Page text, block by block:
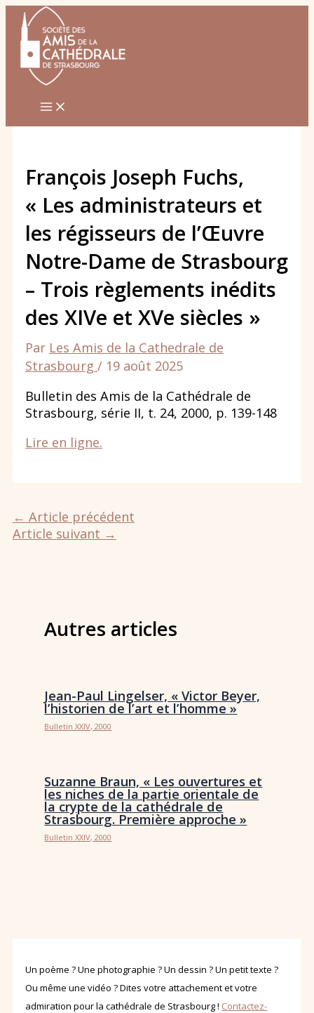
Aller
contenu
François Joseph Fuchs,
« Les administrateurs et
les régisseurs de l’Œuvre
Notre-Dame de Strasbourg
– Trois règlements inédits
des XIVe et XVe siècles »
Par Les Amis de la Cathedrale de
Strasbourg/ 19 août 2025
Bulletin des Amis de la Cathédrale de
Strasbourg, série II, t. 24, 2000, p. 139-148
Lire en ligne.
← Article précédent
Article suivant →
Autres articles
Jean-Paul Lingelser, « Victor Beyer,
l’historien de l’art et l’homme »
Bulletin XXIV, 2000
Suzanne Braun, « Les ouvertures et
les niches de la partie orientale de
la crypte de la cathédrale de
Strasbourg. Première approche »
Bulletin XXIV, 2000
Un poème ? Une photographie ? Un dessin ? Un petit texte ?
Ou même une vidéo ? Dites votre attachement et votre
admiration pour la cathédrale de Strasbourg ! Contactez-